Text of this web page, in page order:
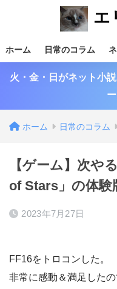
エ
ホーム 日常のコラム
火・金・日がネット小
ホーム 日常のコラム
【ゲーム】次や
of Stars」の体験
2023年7月27日
FF16をトロコンした。
非常に感動＆満足した